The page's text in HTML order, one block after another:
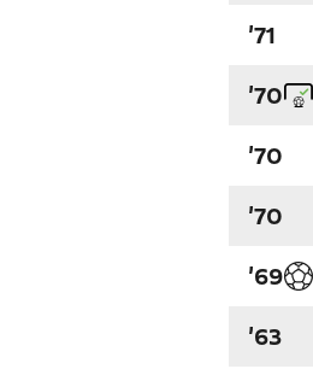
'71
'70
'70
'70
'69
'63